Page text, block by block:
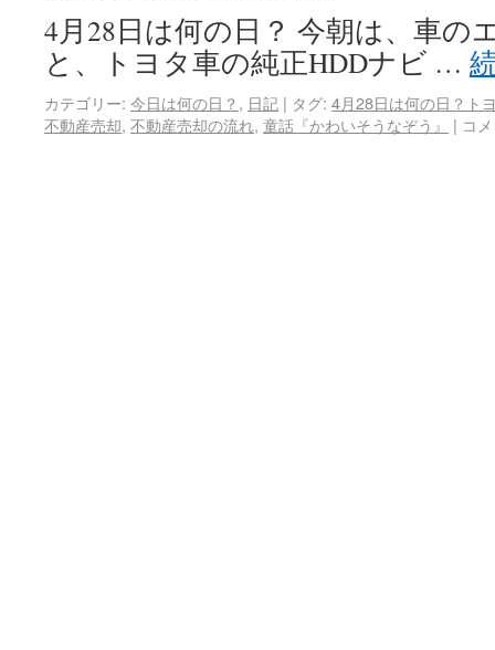
4月28日は何の日？ 今朝は、車の
と、トヨタ車の純正HDDナビ …
カテゴリー: 今日は何の日？ , 日記 | タグ: 4月28日は何の日？ト
不動産売却, 不動産売却の流れ, 童話『かわいそうなぞう』 | コ